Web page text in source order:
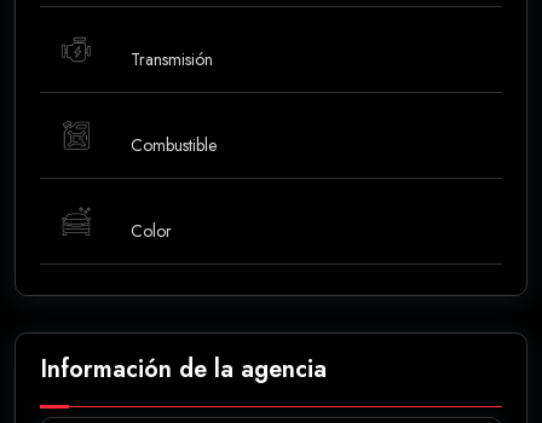
Transmisión
Combustible
Color
Información de la agencia